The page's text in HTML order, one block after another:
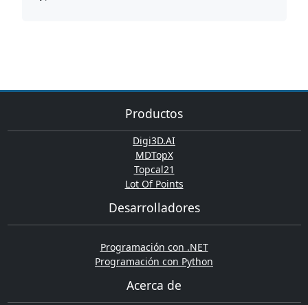
Productos
Digi3D.AI
MDTopX
Topcal21
Lot Of Points
Desarrolladores
Programación con .NET
Programación con Python
Acerca de